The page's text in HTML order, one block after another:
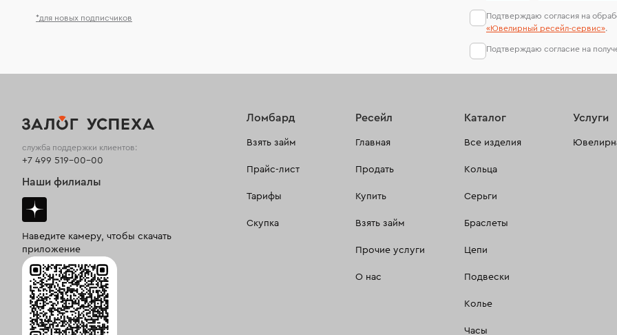
*для новых подписчиков Подтверждаю согласия на
«Ювелирный ресейл-сервиc».
Подтверждаю согласие на
Ломбард
Взять займ
Прайс-лист
Тарифы
Скупка
Ресейл
Главная
Продать
Купить
Взять займ
Прочие услуги
О нас
Каталог
Все изделия
Кольца
Серьги
Браслеты
Цепи
Подвески
Колье
Часы
Услуги
служба поддержки клиентов:
+7 499 519-00-00
Наши филиалы
Наведите камеру, чтобы скачать
приложение